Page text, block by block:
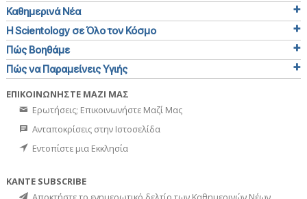
Καθημερινά Νέα
Η Scientology σε Όλο τον Κόσμο
Πώς Βοηθάμε
Πώς να Παραμείνεις Υγιής
ΕΠΙΚΟΙΝΩΝΗΣΤΕ ΜΑΖΙ ΜΑΣ
Ερωτήσεις; Επικοινωνήστε Μαζί Μας
Ανταποκρίσεις στην Ιστοσελίδα
Εντοπίστε μια Εκκλησία
ΚΑΝΤΕ SUBSCRIBE